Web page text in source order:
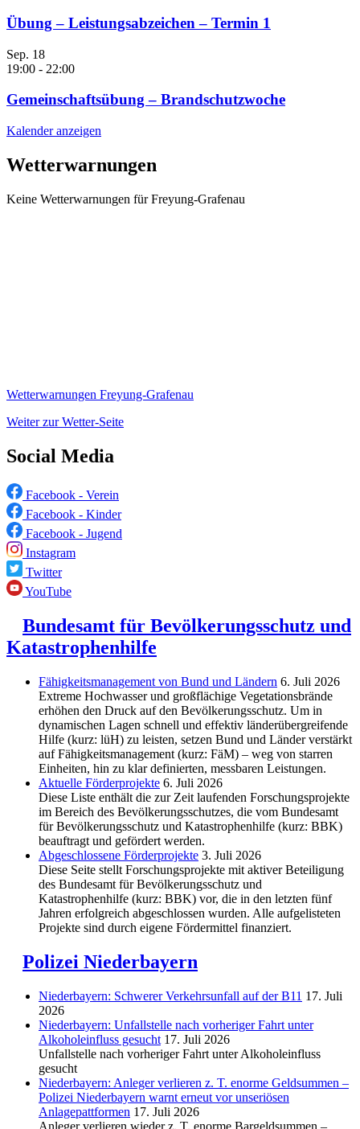
Übung – Leistungsabzeichen – Termin 1
Sep. 18
19:00 - 22:00
Gemeinschaftsübung – Brandschutzwoche
Kalender anzeigen
Wetterwarnungen
Keine Wetterwarnungen für Freyung-Grafenau
Wetterwarnungen Freyung-Grafenau
Weiter zur Wetter-Seite
Social Media
Facebook - Verein
Facebook - Kinder
Facebook - Jugend
Instagram
Twitter
YouTube
Bundesamt für Bevölkerungsschutz und
Katastrophenhilfe
Fähigkeitsmanagement von Bund und Ländern 6. Juli 2026
Extreme Hochwasser und großflächige Vegetationsbrände
erhöhen den Druck auf den Bevölkerungsschutz. Um in
dynamischen Lagen schnell und effektiv länderübergreifende
Hilfe (kurz: lüH) zu leisten, setzen Bund und Länder verstärkt
auf Fähigkeitsmanagement (kurz: FäM) – weg von starren
Einheiten, hin zu klar definierten, messbaren Leistungen.
Aktuelle Förderprojekte 6. Juli 2026
Diese Liste enthält die zur Zeit laufenden Forschungsprojekte
im Bereich des Be­völkerungs­schutzes, die vom Bundesamt
für Bevölkerungsschutz und Katastrophenhilfe (kurz: BBK)
beauftragt und gefördert werden.
Abgeschlos­sene Förderprojekte 3. Juli 2026
Diese Seite stellt Forschungsprojekte mit aktiver Beteiligung
des Bundesamt für Bevölkerungsschutz und
Katastrophenhilfe (kurz: BBK) vor, die in den letzten fünf
Jahren erfolgreich abgeschlossen wurden. Alle aufgelisteten
Projekte sind durch eigene Fördermittel finanziert.
Polizei Niederbayern
Niederbayern: Schwerer Verkehrsunfall auf der B11 17. Juli
2026
Niederbayern: Unfallstelle nach vorheriger Fahrt unter
Alkoholeinfluss gesucht 17. Juli 2026
Unfallstelle nach vorheriger Fahrt unter Alkoholeinfluss
gesucht
Niederbayern: Anleger verlieren z. T. enorme Geldsummen –
Polizei Niederbayern warnt erneut vor unseriösen
Anlagepattformen 17. Juli 2026
Anleger verlieren wieder z. T. enorme Bargeldsummen –